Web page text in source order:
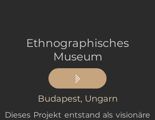
Ethnographisches
Museum
Budapest, Ungarn
Dieses Projekt entstand als visionäre